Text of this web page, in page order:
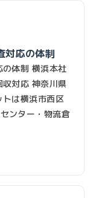
対応の体制
体制 横浜本社
対応 神奈川県
は横浜市西区
ンター・物流倉